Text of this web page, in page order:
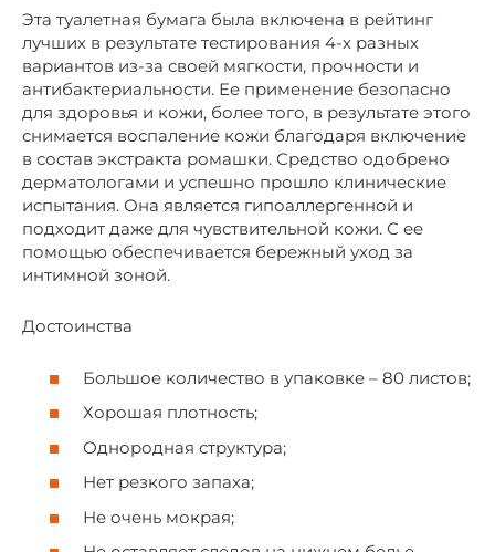
Эта туалетная бумага была включена в рейтинг
лучших в результате тестирования 4-х разных
вариантов из-за своей мягкости, прочности и
антибактериальности. Ее применение безопасно
для здоровья и кожи, более того, в результате этого
снимается воспаление кожи благодаря включение
в состав экстракта ромашки. Средство одобрено
дерматологами и успешно прошло клинические
испытания. Она является гипоаллергенной и
подходит даже для чувствительной кожи. С ее
помощью обеспечивается бережный уход за
интимной зоной.
Достоинства
Большое количество в упаковке – 80 листов;
Хорошая плотность;
Однородная структура;
Нет резкого запаха;
Не очень мокрая;